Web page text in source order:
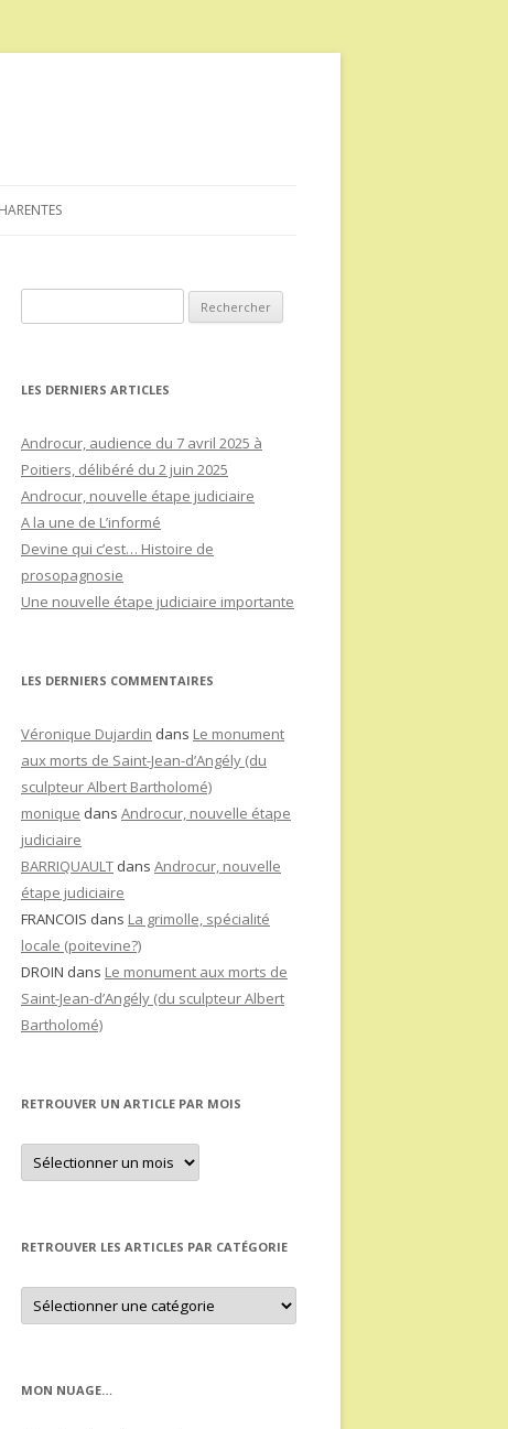
LES DERNIERS ARTICLES
Androcur, audience du 7 avril 2025 à
Poitiers, délibéré du 2 juin 2025
Androcur, nouvelle étape judiciaire
A la une de L’informé
Devine qui c’est… Histoire de
prosopagnosie
Une nouvelle étape judiciaire importante
LES DERNIERS COMMENTAIRES
Véronique Dujardin dans Le monument
aux morts de Saint-Jean-d’Angély (du
sculpteur Albert Bartholomé)
monique dans Androcur, nouvelle étape
judiciaire
BARRIQUAULT dans Androcur, nouvelle
étape judiciaire
FRANCOIS dans La grimolle, spécialité
locale (poitevine?)
DROIN dans Le monument aux morts de
Saint-Jean-d’Angély (du sculpteur Albert
Bartholomé)
RETROUVER UN ARTICLE PAR MOIS
Retrouver
un
article
RETROUVER LES ARTICLES PAR CATÉGORIE
Retrouver
les
articles
MON NUAGE…